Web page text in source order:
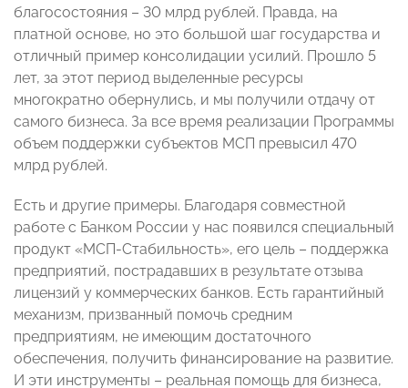
благосостояния – 30 млрд рублей. Правда, на
платной основе, но это большой шаг государства и
отличный пример консолидации усилий. Прошло 5
лет, за этот период выделенные ресурсы
многократно обернулись, и мы получили отдачу от
самого бизнеса. За все время реализации Программы
объем поддержки субъектов МСП превысил 470
млрд рублей.
Есть и другие примеры. Благодаря совместной
работе с Банком России у нас появился специальный
продукт «МСП-Стабильность», его цель – поддержка
предприятий, пострадавших в результате отзыва
лицензий у коммерческих банков. Есть гарантийный
механизм, призванный помочь средним
предприятиям, не имеющим достаточного
обеспечения, получить финансирование на развитие.
И эти инструменты – реальная помощь для бизнеса,